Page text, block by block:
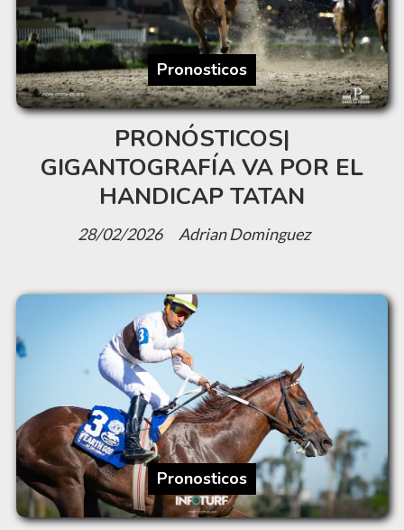
PRONÓSTICOS|
GIGANTOGRAFÍA VA POR EL
HANDICAP TATAN
Adrian Dominguez
Pronosticos
28/02/2026
Pronosticos